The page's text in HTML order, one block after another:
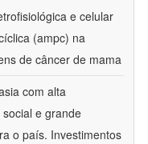
e celular
(ampc) na
de câncer de mama
com alta
e grande
o país. Investimentos